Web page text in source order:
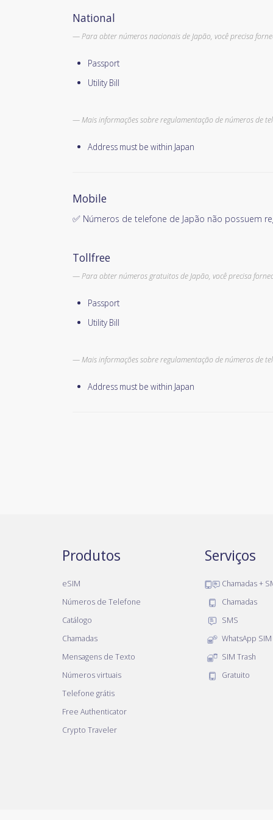
National
Para obter números nacionais de Japão, você precisa
Passport
Utility Bill
Mais informações sobre regulamentação de números de
Address must be within Japan
Mobile
✅ Números de telefone de Japão não possuem
Tollfree
Para obter números gratuitos de Japão, você precisa
Passport
Utility Bill
Mais informações sobre regulamentação de números de
Address must be within Japan
Produtos
eSIM
Números de Telefone
Catálogo
Chamadas
Mensagens de Texto
Números virtuais
Telefone grátis
Free Authenticator
Crypto Traveler
Serviços
Chamadas +
Chamadas
SMS
WhatsApp SIM
SIM Trash
Gratuito